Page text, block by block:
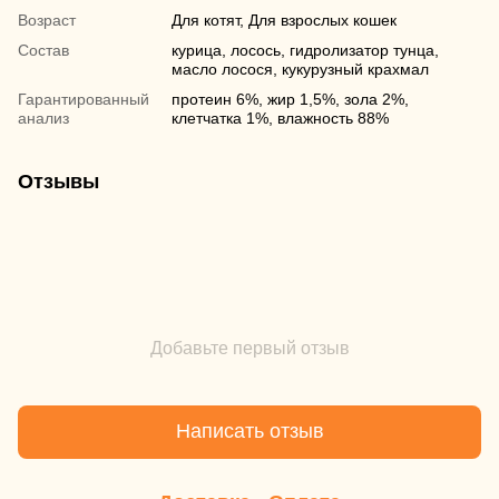
Возраст
Для котят, Для взрослых кошек
Состав
курица, лосось, гидролизатор тунца,
масло лосося, кукурузный крахмал
Гарантированный
анализ
протеин 6%, жир 1,5%, зола 2%,
клетчатка 1%, влажность 88%
Отзывы
Добавьте первый отзыв
Написать отзыв